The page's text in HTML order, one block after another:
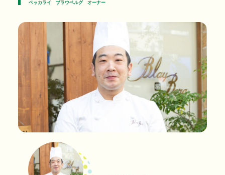
ベッカライ ブラウベルグ オーナー